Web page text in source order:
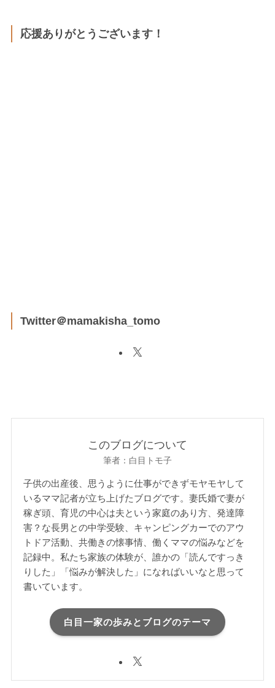
応援ありがとうございます！
Twitter＠mamakisha_tomo
このブログについて
筆者：白目トモ子
子供の出産後、思うように仕事ができずモヤモヤして
いるママ記者が立ち上げたブログです。妻氏婚で妻が
稼ぎ頭、育児の中心は夫という家庭のあり方、発達障
害？な長男との中学受験、キャンピングカーでのアウ
トドア活動、共働きの懐事情、働くママの悩みなどを
記録中。私たち家族の体験が、誰かの「読んですっき
りした」「悩みが解決した」になればいいなと思って
書いています。
白目一家の歩みとブログのテーマ